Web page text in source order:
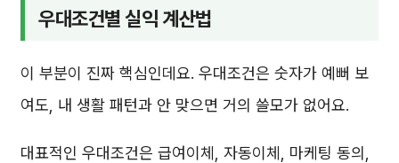
우대조건별 실익 계산법
이 부분이 진짜 핵심인데요. 우대조건은 숫자가 예뻐 보
여도, 내 생활 패턴과 안 맞으면 거의 쓸모가 없어요.
대표적인 우대조건은 급여이체, 자동이체, 마케팅 동의,